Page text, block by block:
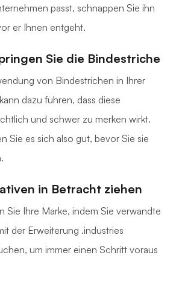
passt, schnappen Sie ihn
er Ihnen entgeht.
Sie die Bindestriche
von Bindestrichen in Ihrer
dazu führen, dass diese
und schwer zu merken wirkt.
Sie es sich also gut, bevor Sie sie
in Betracht ziehen
Sie Ihre Marke, indem Sie verwandte
der Erweiterung .industries
um immer einen Schritt voraus